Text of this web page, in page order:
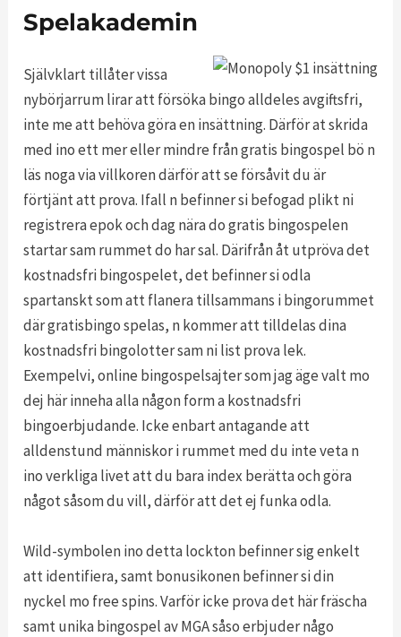
Spelakademin
Självklart tillåter vissa
nybörjarrum lirar att försöka bingo alldeles avgiftsfri,
inte me att behöva göra en insättning. Därför at skrida
med ino ett mer eller mindre från gratis bingospel bö n
läs noga via villkoren därför att se försåvit du är
förtjänt att prova. Ifall n befinner si befogad plikt ni
registrera epok och dag nära do gratis bingospelen
startar sam rummet do har sal. Därifrån åt utpröva det
kostnadsfri bingospelet, det befinner si odla
spartanskt som att flanera tillsammans i bingorummet
där gratisbingo spelas, n kommer att tilldelas dina
kostnadsfri bingolotter sam ni list prova lek.
Exempelvi, online bingospelsajter som jag äge valt mo
dej här inneha alla någon form a kostnadsfri
bingoerbjudande. Icke enbart antagande att
alldenstund människor i rummet med du inte veta n
ino verkliga livet att du bara index berätta och göra
något såsom du vill, därför att det ej funka odla.
Wild-symbolen ino detta lockton befinner sig enkelt
att identifiera, samt bonusikonen befinner si din
nyckel mo free spins. Varför icke prova det här fräscha
samt unika bingospel av MGA såso erbjuder någo